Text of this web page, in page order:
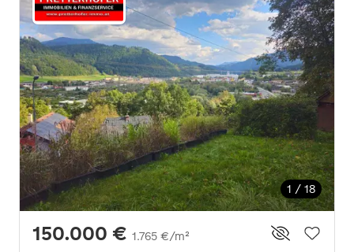
1 / 18
150.000 € 1.765 €/m²